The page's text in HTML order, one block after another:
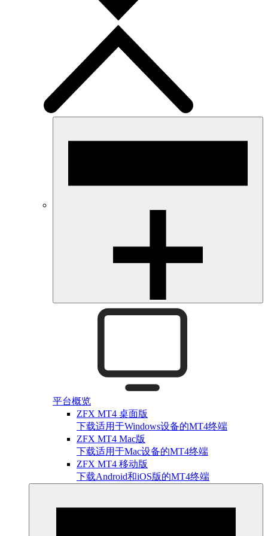
平台概览
ZFX MT4 桌面版
下载适用于Windows设备的MT4终端
ZFX MT4 Mac版
下载适用于Mac设备的MT4终端
ZFX MT4 移动版
下载Android和iOS版的MT4终端